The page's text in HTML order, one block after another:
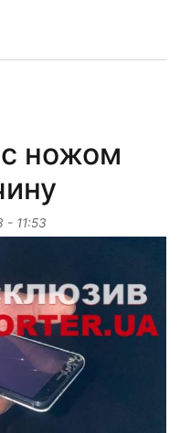
ножом
- 11:53